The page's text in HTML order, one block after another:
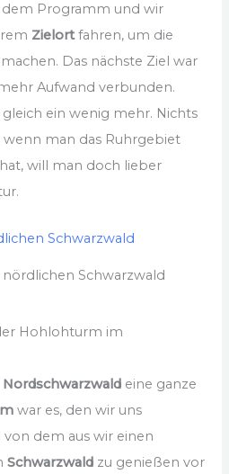
Programm und wir
Zielortfahren, um die
Das nächste Ziel war
Aufwand verbunden.
ein wenig mehr. Nichts
man das Ruhrgebiet
will man doch lieber
Schwarzwald
Hohlohturm im
Nordschwarzwald eine ganze
war es, den wir uns
dem aus wir einen
Schwarzwald zu genießen vor